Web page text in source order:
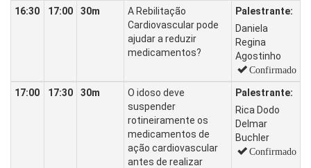
16:30
17:00 30m
A Rebilitação
Cardiovascular pode
ajudar a reduzir
medicamentos?
Palestrante:
Daniela
Regina
Agostinho
Confirmado
17:00 17:30 30m
O idoso deve
suspender
rotineiramente os
medicamentos de
ação cardiovascular
antes de realizar
Palestrante:
Rica Dodo
Delmar
Buchler
Confirmado